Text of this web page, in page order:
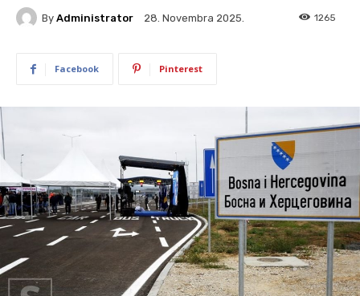
By Administrator 28. Novembra 2025. 1265
Facebook Pinterest